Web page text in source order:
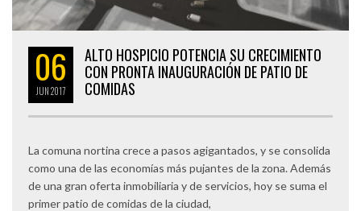
06
JUN2017
ALTO HOSPICIO POTENCIA SU CRECIMIENTO
CON PRONTA INAUGURACIÓN DE PATIO DE
COMIDAS
La comuna nortina crece a pasos agigantados, y se consolida
como una de las economías más pujantes de la zona. Además
de una gran oferta inmobiliaria y de servicios, hoy se suma el
primer patio de comidas de la ciudad,